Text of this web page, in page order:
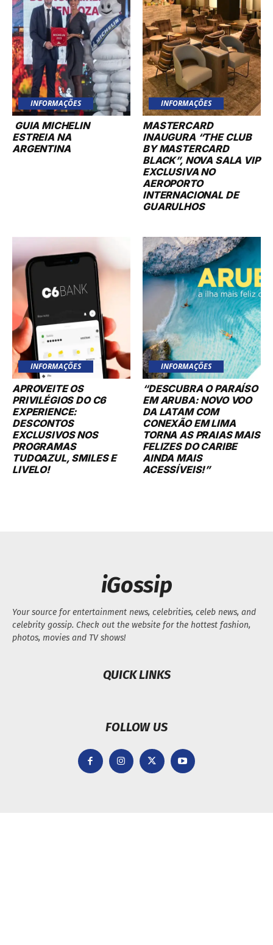
INFORMAÇÕES
GUIA MICHELIN
ESTREIA NA
ARGENTINA
INFORMAÇÕES
MASTERCARD
INAUGURA “THE CLUB
BY MASTERCARD
BLACK”, NOVA SALA VIP
EXCLUSIVA NO
AEROPORTO
INTERNACIONAL DE
GUARULHOS
INFORMAÇÕES
APROVEITE OS
PRIVILÉGIOS DO C6
EXPERIENCE:
DESCONTOS
EXCLUSIVOS NOS
PROGRAMAS
TUDOAZUL, SMILES E
LIVELO!
INFORMAÇÕES
“DESCUBRA O PARAÍSO
EM ARUBA: NOVO VOO
DA LATAM COM
CONEXÃO EM LIMA
TORNA AS PRAIAS MAIS
FELIZES DO CARIBE
AINDA MAIS
ACESSÍVEIS!”
iGossip
Your source for entertainment news, celebrities, celeb news, and
celebrity gossip. Check out the website for the hottest fashion,
photos, movies and TV shows!
QUICK LINKS
FOLLOW US